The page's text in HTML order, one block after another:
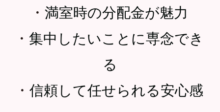
・ 満室時の分配金が魅力
・ 集中したいことに専念でき
る
・ 信頼して任せられる安心感